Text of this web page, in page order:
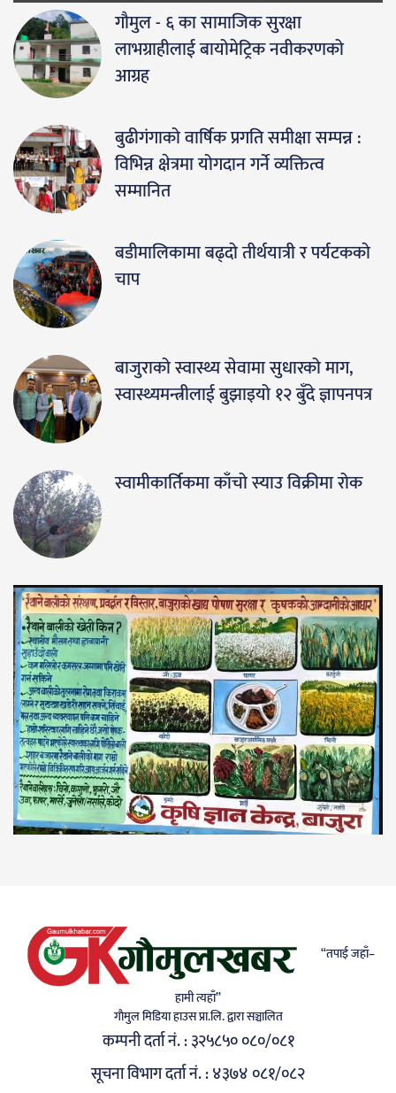
गौमुल - ६ का सामाजिक सुरक्षा
लाभग्राहीलाई बायोमेट्रिक नवीकरणको
आग्रह
बुढीगंगाको वार्षिक प्रगति समीक्षा सम्पन्न :
विभिन्न क्षेत्रमा योगदान गर्ने व्यक्तित्व
सम्मानित
बडीमालिकामा बढ्दो तीर्थयात्री र पर्यटकको
चाप
बाजुराको स्वास्थ्य सेवामा सुधारको माग,
स्वास्थ्यमन्त्रीलाई बुझाइयो १२ बुँदे ज्ञापनपत्र
स्वामीकार्तिकमा काँचो स्याउ विक्रीमा रोक
“तपाई जहाँ–
हामी त्यहाँ”
गाैमुल मिडिया हाउस प्रा.लि. द्वारा सञ्चालित
कम्पनी दर्ता नं. : ३२५८५० ०८०/०८१
सूचना विभाग दर्ता नं. : ४३७४ ०८१/०८२